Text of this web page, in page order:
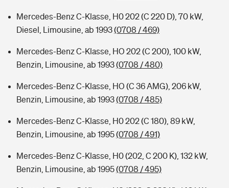
Mercedes-Benz C-Klasse, H0 202 (C 220 D), 70 kW,
Diesel, Limousine, ab 1993(0708 / 469)
Mercedes-Benz C-Klasse, HO 202 (C 200), 100 kW,
Benzin, Limousine, ab 1993(0708 / 480)
Mercedes-Benz C-Klasse, HO (C 36 AMG), 206 kW,
Benzin, Limousine, ab 1993(0708 / 485)
Mercedes-Benz C-Klasse, H0 202 (C 180), 89 kW,
Benzin, Limousine, ab 1995(0708 / 491)
Mercedes-Benz C-Klasse, H0 (202, C 200 K), 132 kW,
Benzin, Limousine, ab 1995(0708 / 495)